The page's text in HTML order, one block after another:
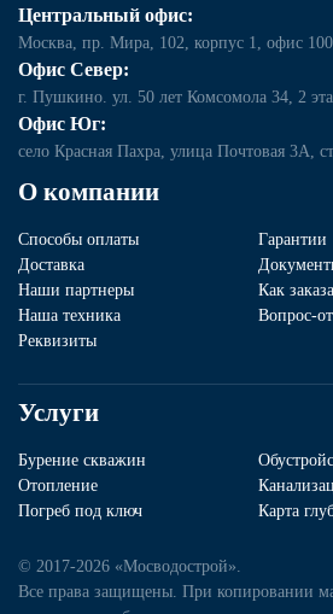
О компании
Способы оплаты
Гарантии
Доставка
Наши партнеры
Как
Наша техника
Вопрос-
Реквизиты
Услуги
Бурение скважин
Отопление
Погреб под ключ
Карта
Центральный офис:
Москва, пр. Мира, 102, корпус 1, офис 100
Офис Север:
г. Пушкино. ул. 50 лет Комсомола 34, 2
Офис Юг:
село Красная Пахра, улица Почтовая 3А,
© 2017-2026 «Мосводострой».
Все права защищены. При копировании